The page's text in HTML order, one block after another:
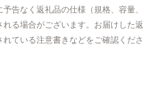
告なく返礼品の仕様（規格、容量、
る場合がございます。お届けした返
ている注意書きなどをご確認くださ